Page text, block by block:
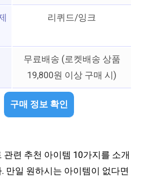
리퀴드/잉크
무료배송 (로켓배송 상품
19,800원 이상 구매 시)
구매 정보 확인
관련 추천 아이템 10가지를 소개
만일 원하시는 아이템이 없다면